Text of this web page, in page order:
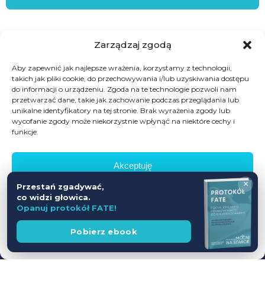
Zarządzaj zgodą
Aby zapewnić jak najlepsze wrażenia, korzystamy z technologii,
takich jak pliki cookie, do przechowywania i/lub uzyskiwania dostępu
do informacji o urządzeniu. Zgoda na te technologie pozwoli nam
przetwarzać dane, takie jak zachowanie podczas przeglądania lub
unikalne identyfikatory na tej stronie. Brak wyrażenia zgody lub
wycofanie zgody może niekorzystnie wpłynąć na niektóre cechy i
funkcje.
Akceptuję
Zobacz preferencje
Polityka prywatności
Fundacja Mocni na starcie
Aleje Krasińskiego 20a,
64-100 Leszno
601698402
© Fundacja Mocni Na Starcie
Wszelkie prawa zastrzeżone
Wesprzyj
fundację
×
Przestań zgadywać,
co widzi głowica.
Opanuj protokół FATE!
Pobierz ebook